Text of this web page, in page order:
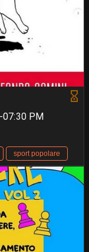
07:30 PM
sport popolare